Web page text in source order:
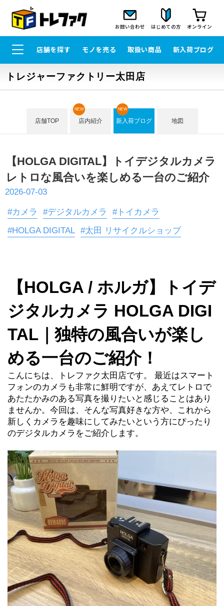
お問い合わせ はじめての方 オンライン
店舗を探す モノを売る 取扱い商品 新入荷ブログ
トレジャーファクトリー太田店
店舗TOP 店内紹介
NEW
新入荷ブログ
NEW
地図
【HOLGA DIGITAL】トイデジタルカメラ
レトロな風合いを楽しめる一台のご紹介
2026-07-03
#カメラ #デジタルカメラ
#トイカメラ
#HOLGA DIGITAL #太田 リサイクルショップ
【HOLGA / ホルガ】トイデ
ジタルカメラ HOLGA DIGI
TAL｜独特の風合いが楽し
める一台のご紹介！
こんにちは、トレファク太田店です。 最近はスマート
フォンのカメラも非常に鮮明ですが、あえてレトロで
あたたかみのある写真を撮りたいと感じることはあり
ませんか。今回は、そんな写真好きな方や、これから
新しくカメラを趣味にしてみたいという方にぴったり
のデジタルカメラをご紹介します。